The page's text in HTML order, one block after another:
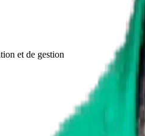
et de gestion